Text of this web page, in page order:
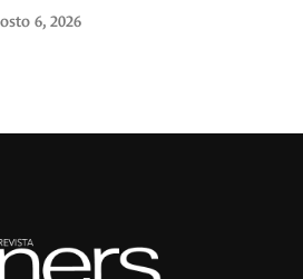
6, 2026